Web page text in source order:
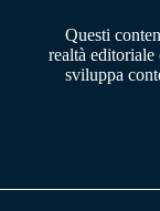
Questi
realtà editoriale
sviluppa